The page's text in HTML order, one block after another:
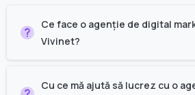
Ce face o agenție de digital
Vivinet?
Cu ce mă ajută să lucrez cu o